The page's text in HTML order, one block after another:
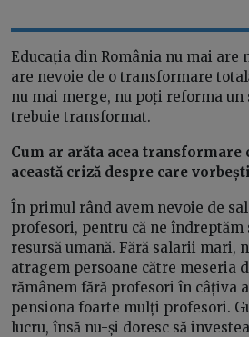
Educația din România nu mai are
are nevoie de o transformare
nu mai merge, nu poți reforma un
trebuie transformat.
Cum ar arăta acea transformare
această criză despre care
În primul rând avem nevoie de
profesori, pentru că ne îndreptăm
resursă umană. Fără salarii mari,
atragem persoane către meseria
rămânem fără profesori în câțiva
pensiona foarte mulți profesori.
lucru, însă nu-și doresc să